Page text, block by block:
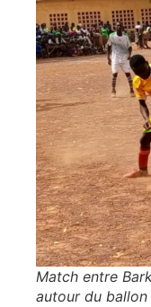
Match entre
autour du ballon